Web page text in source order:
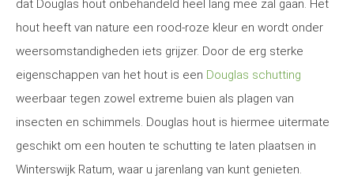
dat Douglas hout onbehandeld heel lang mee zal gaan. Het
hout heeft van nature een rood-roze kleur en wordt onder
weersomstandigheden iets grijzer. Door de erg sterke
eigenschappen van het hout is een Douglas schutting
weerbaar tegen zowel extreme buien als plagen van
insecten en schimmels. Douglas hout is hiermee uitermate
geschikt om een houten te schutting te laten plaatsen in
Winterswijk Ratum, waar u jarenlang van kunt genieten.